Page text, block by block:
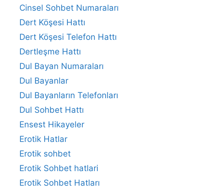
Cinsel Sohbet Numaraları
Dert Köşesi Hattı
Dert Köşesi Telefon Hattı
Dertleşme Hattı
Dul Bayan Numaraları
Dul Bayanlar
Dul Bayanların Telefonları
Dul Sohbet Hattı
Ensest Hikayeler
Erotik Hatlar
Erotik sohbet
Erotik Sohbet hatlari
Erotik Sohbet Hatları